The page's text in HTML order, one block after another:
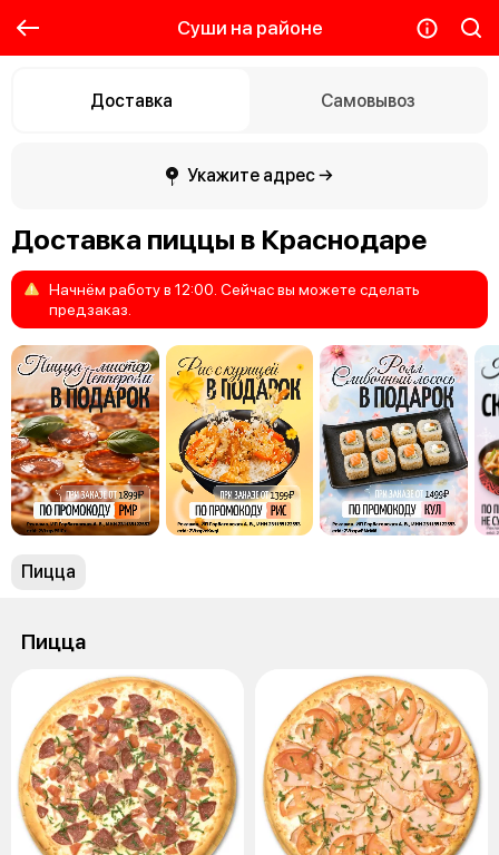
Суши на районе
Доставка Самовывоз
Укажите адрес →
Доставка пиццы в Краснодаре
Начнём работув 12:00. Сейчасвы можете сделать
предзаказ.
Пицца
Пицца